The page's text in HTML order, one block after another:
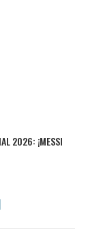
2026: ¡MESSI